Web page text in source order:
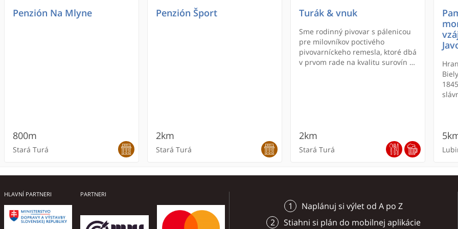
Penzión Na Mlyne
800m
Stará Turá
Penzión Šport
2km
Stará Turá
Turák & vnuk
Sme rodinný pivovar s pálenicou
pre milovníkov poctivého
pivovarníckeho remesla, ktoré dbá
v prvom rade na kvalitu surovín a
2km
Stará Turá
HLAVNÍ PARTNERI PARTNERI
Naplánuj si výlet od A po Z
Stiahni si plán do mobilnej aplikácie